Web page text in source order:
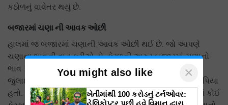
કઠોળનું વાવેતર થયું છે.
બજારમાં ચણા ની આવક ઓછી
હાલમાં જ બજારમાં ચણાની આવક ઓછી થઈ છે. જો આપણે
ચણાના ભાવની વાત કરીએ તો, કેરળની અરુર બજારમાં ચણાનો
ભાવ 10 જુલાઈએ ક્વિન્ટલ દીઠ 7700 રૂપિયા હતો, જ્યારે 12
જુલાઇએ તે જ બજારમાં ચણાનો ભાવ પ્રતિ ક્વિન્ટલ 7900 રૂપિયા
હતો. તો વળી યુપીના પ્રયાગરાજ માર્કેટમાં દેશી ચણાના ભાવમાં કોઈ
You might also like ×
ખેતીમાંથી 100 કરોડનું ટર્નઓવર:
હેલિકોપ્ટર પછી હવે વિમાન દ્વારા કૃષિ